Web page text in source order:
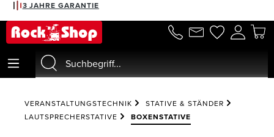
springen
3 JAHRE GARANTIE
VERANSTALTUNGSTECHNIK
STATIVE & STÄNDER
LAUTSPRECHERSTATIVE
BOXENSTATIVE